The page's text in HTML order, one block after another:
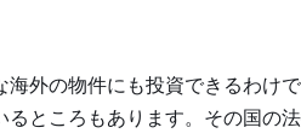
外の物件にも投資できるわけ
ところもあります。その国の